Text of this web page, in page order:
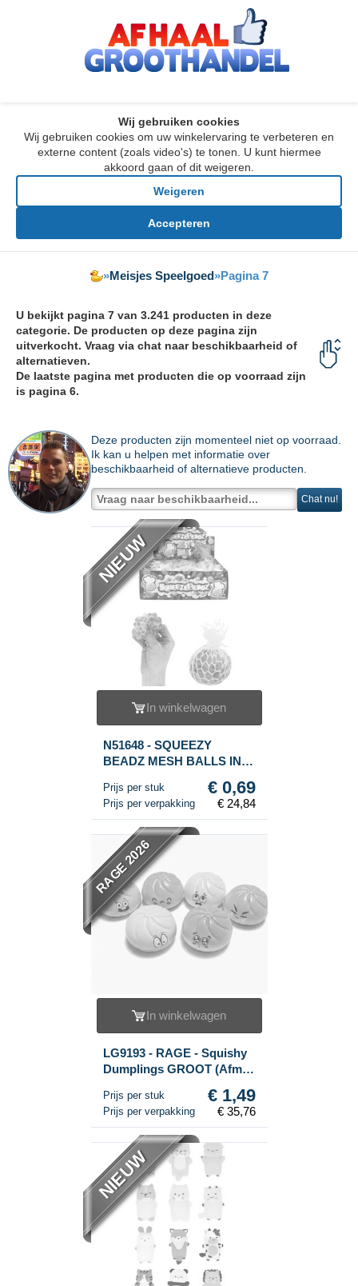
Wij gebruiken cookies
Wij gebruiken cookies om uw winkelervaring te verbeteren en
externe content (zoals video's) te tonen. U kunt hiermee
akkoord gaan of dit weigeren.
Weigeren
Accepteren
»Meisjes Speelgoed»Pagina 7
U bekijkt pagina 7 van 3.241 producten in deze
categorie. De producten op deze pagina zijn
uitverkocht. Vraag via chat naar beschikbaarheid of
alternatieven.
De laatste pagina met producten die op voorraad zijn
is pagina 6.
Deze producten zijn momenteel niet op voorraad.
Ik kan u helpen met informatie over
beschikbaarheid of alternatieve producten.
Chat nu!
NIEUW
In winkelwagen
N51648 - SQUEEZY
BEADZ MESH BALLS IN
Prijs per stuk € 0,69
Prijs per verpakking € 24,84
RAGE 2026
In winkelwagen
LG9193 - RAGE - Squishy
Dumplings GROOT (Afm. 9
Fidget Toy - MET
HEADERKAART (24st.)
Prijs per stuk € 1,49
Prijs per verpakking € 35,76
NIEUW